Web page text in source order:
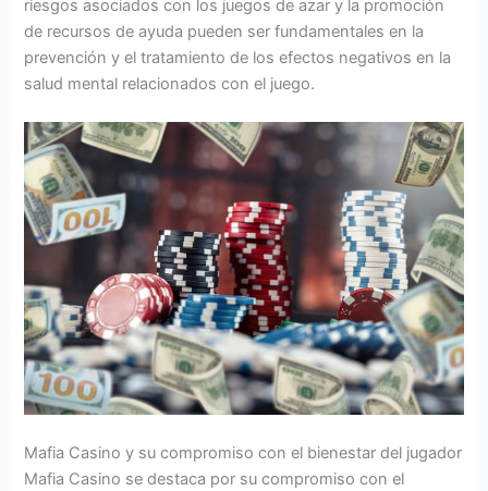
riesgos asociados con los juegos de azar y la promoción
de recursos de ayuda pueden ser fundamentales en la
prevención y el tratamiento de los efectos negativos en la
salud mental relacionados con el juego.
Mafia Casino y su compromiso con el bienestar del jugador
Mafia Casino se destaca por su compromiso con el